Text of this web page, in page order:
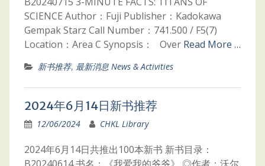
SCIENCE Author：Fuji Publisher：Kadokawa
Gempak Starz Call Number：741.500 / F5(7)
Location：Area C Synopsis： Over Read More …
新书推荐, 最新消息 News & Activities
2024年6月14日新书推荐
12/06/2024 CHKL Library
2024年6月14日共推出100本新书 新书目录：